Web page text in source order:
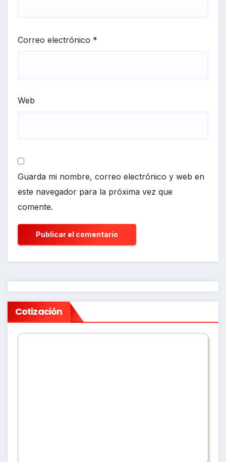
Correo electrónico *
Web
Guarda mi nombre, correo electrónico y web en
este navegador para la próxima vez que
comente.
Cotización